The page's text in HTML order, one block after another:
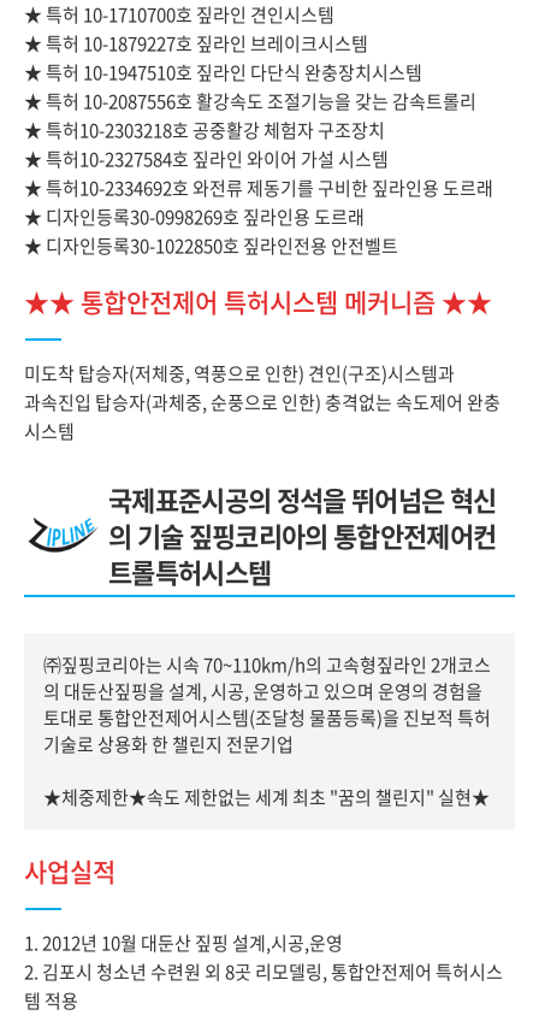
★ 특허 10-1710700호 짚라인 견인시스템
★ 특허 10-1879227호 짚라인 브레이크시스템
★ 특허 10-1947510호 짚라인 다단식 완충장치시스템
★ 특허 10-2087556호 활강속도 조절기능을 갖는 감속트롤리
★ 특허10-2303218호 공중활강 체험자 구조장치
★ 특허10-2327584호 짚라인 와이어 가설 시스템
★ 특허10-2334692호 와전류 제동기를 구비한 짚라인용 도르래
★ 디자인등록30-0998269호 짚라인용 도르래
★ 디자인등록30-1022850호 짚라인전용 안전벨트
★★ 통합안전제어 특허시스템 메커니즘 ★★
미도착 탑승자(저체중, 역풍으로 인한) 견인(구조)시스템과
과속진입 탑승자(과체중, 순풍으로 인한) 충격없는 속도제어 완충
시스템
국제표준시공의 정석을 뛰어넘은 혁신
의 기술 짚핑코리아의 통합안전제어컨
트롤특허시스템
㈜짚핑코리아는 시속 70~110km/h의 고속형짚라인 2개코스
의 대둔산짚핑을 설계, 시공, 운영하고 있으며 운영의 경험을
토대로통합안전제어시스템(조달청 물품등록)을 진보적 특허
기술로 상용화 한 챌린지 전문기업
★체중제한★속도 제한없는 세계 최초 "꿈의 챌린지" 실현★
사업실적
1. 2012년 10월 대둔산 짚핑 설계,시공,운영
2. 김포시 청소년 수련원 외 8곳 리모델링, 통합안전제어 특허시스
템 적용